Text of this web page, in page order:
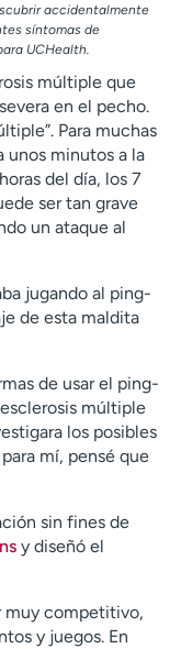
accidentalmente
síntomas de
UCHealth.
múltiple que
en el pecho.
Para muchas
unos minutos a la
del día, los 7
ser tan grave
un ataque al
jugando al ping-
de esta maldita
de usar el ping-
múltiple
los posibles
mí, pensé que
sin fines de
y diseñó el
muy competitivo,
y juegos. En